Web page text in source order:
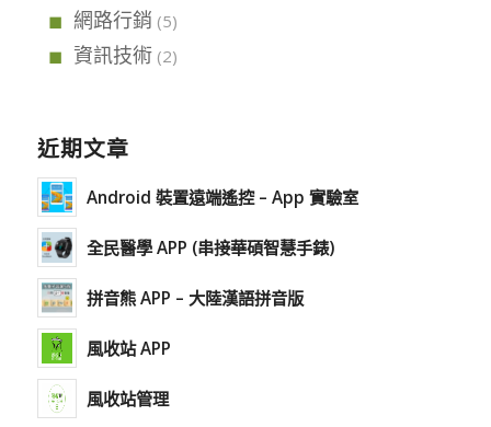
網路行銷 (5)
資訊技術(2)
近期文章
Android 裝置遠端遙控 – App 實驗室
全民醫學 APP (串接華碩智慧手錶)
拼音熊 APP – 大陸漢語拼音版
風收站 APP
風收站管理